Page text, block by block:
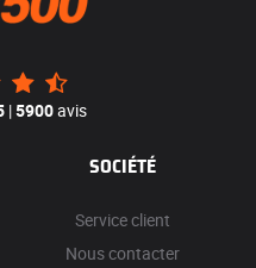
|5900avis
SOCIÉTÉ
Service client
Nous contacter